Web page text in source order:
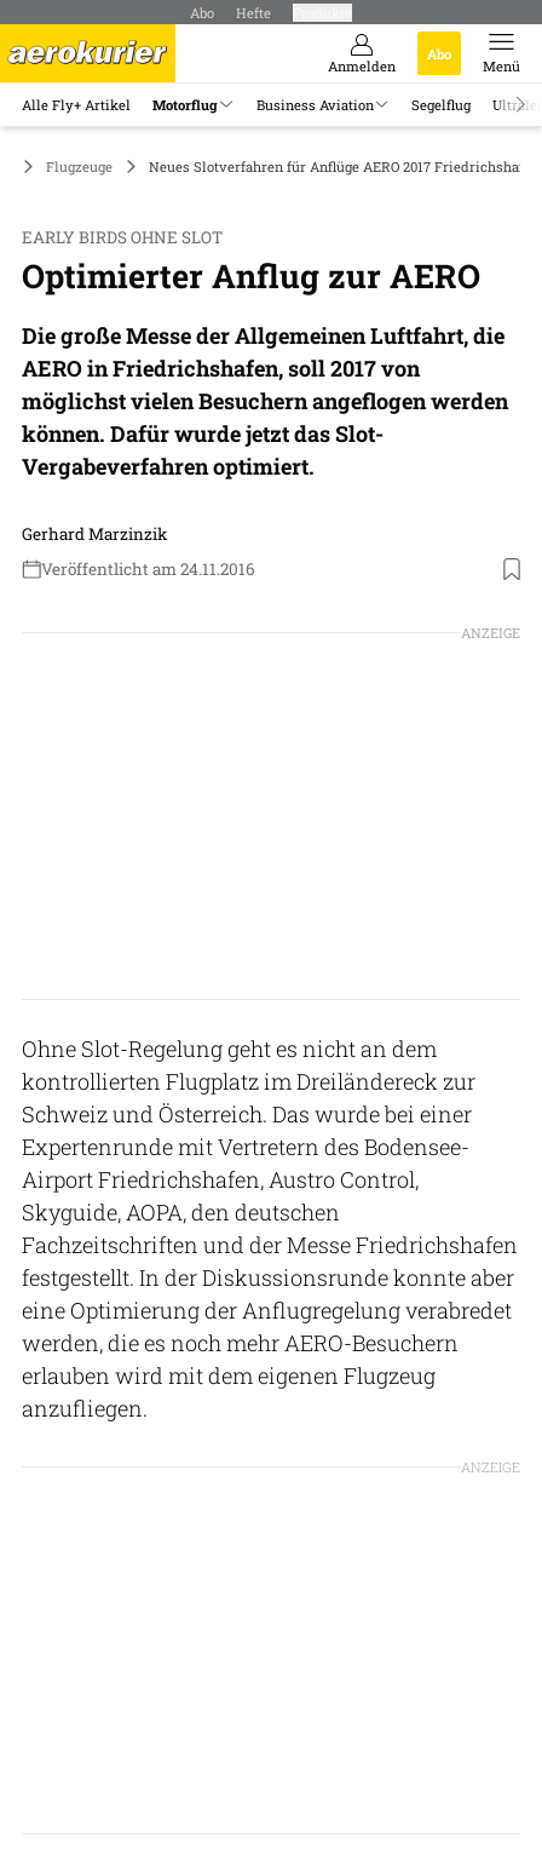
Abo Hefte
Anmelden
Abo
Menü
Alle Fly+ Artikel Motorflug Business Aviation Segelflug
Flugzeuge Neues Slotverfahren für Anflüge AERO 2017 Friedrichshafen
EARLY BIRDS OHNE SLOT
Optimierter Anflug zur AERO
Die große Messe der Allgemeinen Luftfahrt, die
AERO in Friedrichshafen, soll 2017 von
möglichst vielen Besuchern angeflogen werden
können. Dafür wurde jetzt das Slot-
Vergabeverfahren optimiert.
Gerhard Marzinzik
Veröffentlicht am 24.11.2016
ANZEIGE
Ohne Slot-Regelung geht es nicht an dem
kontrollierten Flugplatz im Dreiländereck zur
Schweiz und Österreich. Das wurde bei einer
Expertenrunde mit Vertretern des Bodensee-
Airport Friedrichshafen, Austro Control,
Skyguide, AOPA, den deutschen
Fachzeitschriften und der Messe Friedrichshafen
festgestellt. In der Diskussionsrunde konnte aber
eine Optimierung der Anflugregelung verabredet
werden, die es noch mehr AERO-Besuchern
erlauben wird mit dem eigenen Flugzeug
anzufliegen.
ANZEIGE